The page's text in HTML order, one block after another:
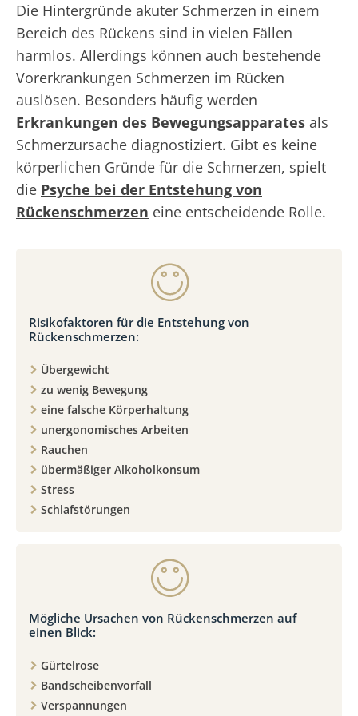
Die Hintergründe akuter Schmerzen in einem
Bereich des Rückens sind in vielen Fällen
harmlos. Allerdings können auch bestehende
Vorerkrankungen Schmerzen im Rücken
auslösen. Besonders häufig werden
Erkrankungen des Bewegungsapparates als
Schmerzursache diagnostiziert. Gibt es keine
körperlichen Gründe für die Schmerzen, spielt
die Psyche bei der Entstehung von
Rückenschmerzen eine entscheidende Rolle.
Risikofaktoren für die Entstehung von
Rückenschmerzen:
Übergewicht
zu wenig Bewegung
eine falsche Körperhaltung
unergonomisches Arbeiten
Rauchen
übermäßiger Alkoholkonsum
Stress
Schlafstörungen
Mögliche Ursachen von Rückenschmerzen auf
einen Blick:
Gürtelrose
Bandscheibenvorfall
Verspannungen